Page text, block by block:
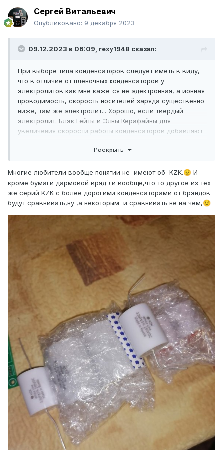
Сергей Витальевич
Опубликовано: 9 декабря 2023
09.12.2023 в 06:09, rexy1948 сказал:
При выборе типа конденсаторов следует иметь в виду,
что в отличие от пленочных конденсаторов у
электролитов как мне кажется не эдектронная, а ионная
проводимость, скорость носителей заряда существенно
ниже, там же электролит... Хорошо, если твердый
электролит. Блэк Гейты и Элны Керафайны для
увеличения скорости работы конденсаторов добавляют
керамику. Частотный диапазон при этом у электролита
только белая линия, но и оранжевая, голубая, черная,
есть смысл покопаться. Есть и низковольтная серия К78-
19, тоже интересно. Есть и тайваньские неполярные
электролиты, по крайней мере были. У конденсаторов
если я не ошибаюсь, и полистирол.
Для катушек фильтров для меня наиболее важным
параметром является их омическое сопротивление.
Уменьшить его (и потери в катушке соответственно)
можно использованиием магнитных сердечников. Для
вуфера из-за низкой рабочей частоты катушек можно
использовать обычную (или необычную)
трансформаторную сталь, а вот для динамиков повыше
диапазоном - аморфное железо и пермаллой. Конечно,
катушки с воздушным "сердечником" наиболее линейны,
но омические потери на них великоваты ...
Раскрыть
Многие любители вообще понятии не имеют об KZK.😟 И
кроме бумаги дармовой вряд ли вообще,что то другое из тех
же серий KZK c более дорогими конденсаторами от брэндов
будут сравнивать,ну ,а некоторым и сравнивать не на чем,😟